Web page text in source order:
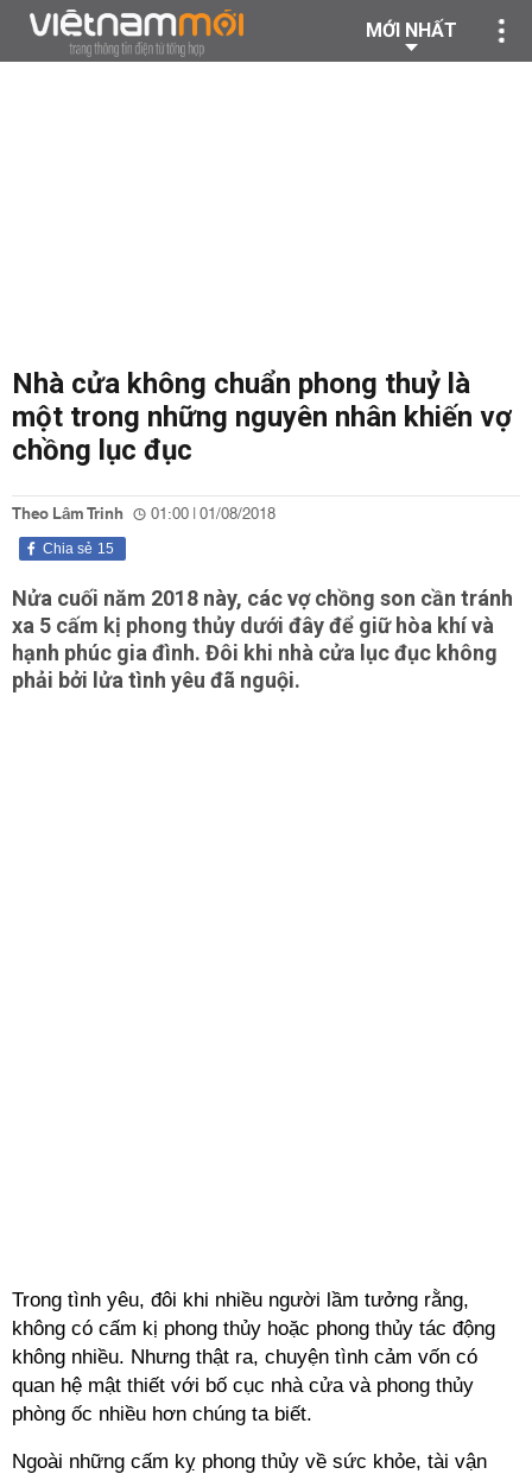
MỚI NHẤT
Nhà cửa không chuẩn phong thuỷ là
một trong những nguyên nhân khiến vợ
chồng lục đục
Theo Lâm Trinh 01:00 | 01/08/2018
15
Chia sẻ
Nửa cuối năm 2018 này, các vợ chồng son cần tránh
xa 5 cấm kị phong thủy dưới đây để giữ hòa khí và
hạnh phúc gia đình. Đôi khi nhà cửa lục đục không
phải bởi lửa tình yêu đã nguội.
Trong tình yêu, đôi khi nhiều người lầm tưởng rằng,
không có cấm kị phong thủy hoặc phong thủy tác động
không nhiều. Nhưng thật ra, chuyện tình cảm vốn có
quan hệ mật thiết với bố cục nhà cửa và phong thủy
phòng ốc nhiều hơn chúng ta biết.
Ngoài những cấm kỵ phong thủy về sức khỏe, tài vận